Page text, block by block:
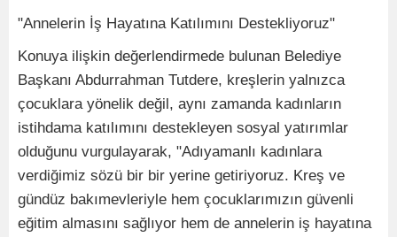
"Annelerin İş Hayatına Katılımını Destekliyoruz"
Konuya ilişkin değerlendirmede bulunan Belediye
Başkanı Abdurrahman Tutdere, kreşlerin yalnızca
çocuklara yönelik değil, aynı zamanda kadınların
istihdama katılımını destekleyen sosyal yatırımlar
olduğunu vurgulayarak, "Adıyamanlı kadınlara
verdiğimiz sözü bir bir yerine getiriyoruz. Kreş ve
gündüz bakımevleriyle hem çocuklarımızın güvenli
eğitim almasını sağlıyor hem de annelerin iş hayatına